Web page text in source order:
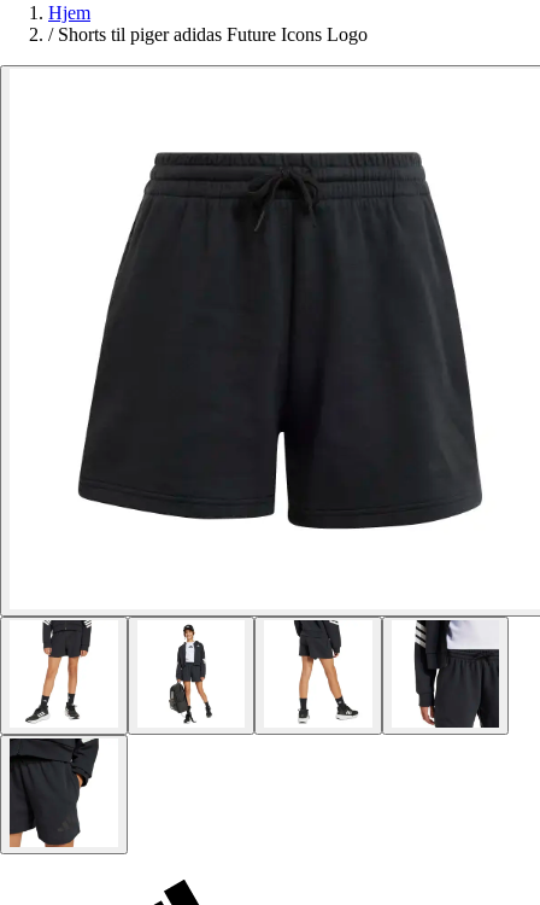
Hjem
/ Shorts til piger adidas Future Icons Logo